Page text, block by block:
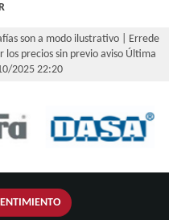
son a modo ilustrativo | Errede
los precios sin previo aviso Última
2025 22:20